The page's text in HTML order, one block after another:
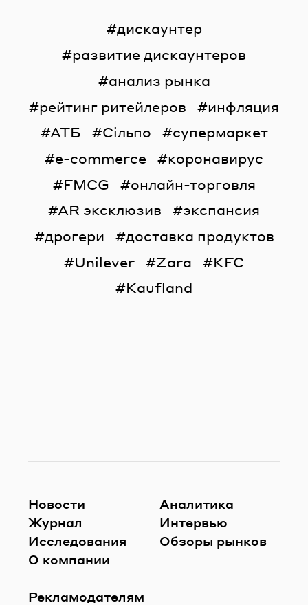
дискаунтер
развитие дискаунтеров
анализ рынка
рейтинг ритейлеров
инфляция
АТБ
Сільпо
супермаркет
e-commerce
коронавирус
FMCG
онлайн-торговля
AR эксклюзив
экспансия
дрогери
доставка продуктов
Unilever
Zara
KFC
Kaufland
Новости
Журнал
Исследования
О компании
Рекламодателям
Аналитика
Интервью
Обзоры рынков